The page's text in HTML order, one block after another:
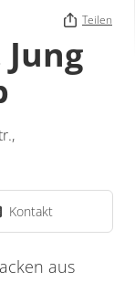
Teilen
,
Kontakt
aus